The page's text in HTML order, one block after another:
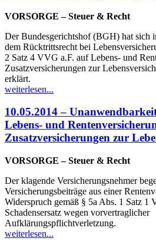
VORSORGE – Steuer & Recht
Der Bundesgerichtshof (BGH) hat sich
dem Rücktrittsrecht bei
2 Satz 4 VVG a.F. auf Lebens- und
Zusatzversicherungen zur
erklärt.
weiterlesen...
10.05.2014 –
Lebens- und
Zusatzversicherungen zur
VORSORGE – Steuer & Recht
Der klagende Versicherungsnehmer
Versicherungsbeiträge aus einer
Widerspruch gemäß § 5a Abs. 1 Satz 1
Schadensersatz wegen vorvertraglicher
Aufklärungspflichtverletzung.
weiterlesen...